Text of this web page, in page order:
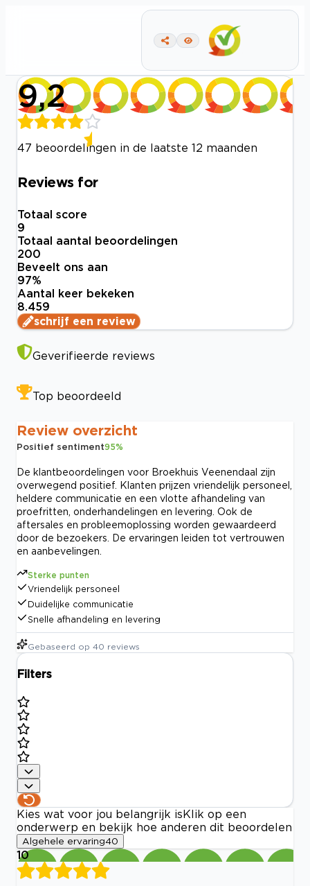
9,2
47 beoordelingen in de laatste 12 maanden
Reviews for
Totaal score
9
Totaal aantal beoordelingen
200
Beveelt ons aan
97%
Aantal keer bekeken
8.459
schrijf een review
Geverifieerde reviews
Top beoordeeld
Review overzicht
Positief sentiment95%
De klantbeoordelingen voor Broekhuis Veenendaal zijn
overwegend positief. Klanten prijzen vriendelijk personeel,
heldere communicatie en een vlotte afhandeling van
proefritten, onderhandelingen en levering. Ook de
aftersales en probleemoplossing worden gewaardeerd
door de bezoekers. De ervaringen leiden tot vertrouwen
en aanbevelingen.
Sterke punten
Vriendelijk personeel
Duidelijke communicatie
Snelle afhandeling en levering
Gebaseerd op 40 reviews
Filters
Kies wat voor jou belangrijk is Klik op een
onderwerp en bekijk hoe anderen dit beoordelen
Algehele ervaring40
10